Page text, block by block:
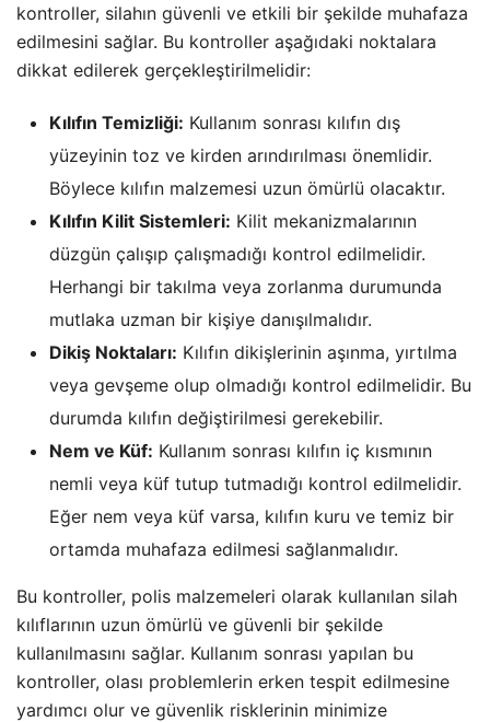
kontroller, silahın güvenli ve etkili bir şekilde muhafaza
edilmesini sağlar. Bu kontroller aşağıdaki noktalara
dikkat edilerek gerçekleştirilmelidir:
Kılıfın Temizliği: Kullanım sonrası kılıfın dış
yüzeyinin toz ve kirden arındırılması önemlidir.
Böylece kılıfın malzemesi uzun ömürlü olacaktır.
Kılıfın Kilit Sistemleri: Kilit mekanizmalarının
düzgün çalışıp çalışmadığı kontrol edilmelidir.
Herhangi bir takılma veya zorlanma durumunda
mutlaka uzman bir kişiye danışılmalıdır.
Dikiş Noktaları: Kılıfın dikişlerinin aşınma, yırtılma
veya gevşeme olup olmadığı kontrol edilmelidir. Bu
durumda kılıfın değiştirilmesi gerekebilir.
Nem ve Küf: Kullanım sonrası kılıfın iç kısmının
nemli veya küf tutup tutmadığı kontrol edilmelidir.
Eğer nem veya küf varsa, kılıfın kuru ve temiz bir
ortamda muhafaza edilmesi sağlanmalıdır.
Bu kontroller, polis malzemeleri olarak kullanılan silah
kılıflarının uzun ömürlü ve güvenli bir şekilde
kullanılmasını sağlar. Kullanım sonrası yapılan bu
kontroller, olası problemlerin erken tespit edilmesine
yardımcı olur ve güvenlik risklerinin minimize